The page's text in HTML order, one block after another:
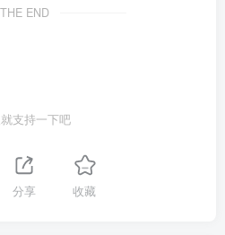
THE END
支持一下吧
分享 收藏